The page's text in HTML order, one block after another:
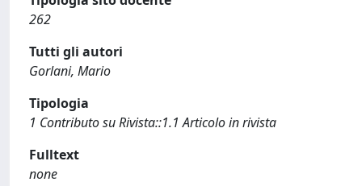
262
Tutti gli autori
Gorlani, Mario
Tipologia
1 Contributo su Rivista::1.1 Articolo in rivista
Fulltext
none